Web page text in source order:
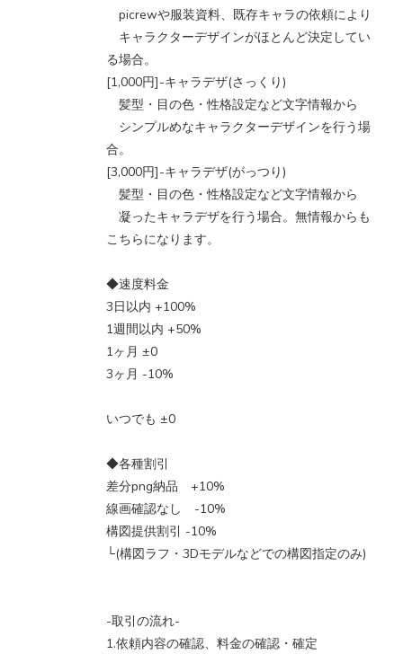
picrewや服装資料、既存キャラの依頼により
キャラクターデザインがほとんど決定してい
る場合。
[1,000円]-キャラデザ(さっくり)
髪型・目の色・性格設定など文字情報から
シンプルめなキャラクターデザインを行う場
合。
[3,000円]-キャラデザ(がっつり)
髪型・目の色・性格設定など文字情報から
凝ったキャラデザを行う場合。無情報からも
こちらになります。
◆速度料金
3日以内 +100%
1週間以内 +50%
1ヶ月 ±0
3ヶ月 -10%
いつでも ±0
◆各種割引
差分png納品 +10%
線画確認なし -10%
構図提供割引 -10%
└(構図ラフ・3Dモデルなどでの構図指定のみ)
-取引の流れ-
1.依頼内容の確認、料金の確認・確定